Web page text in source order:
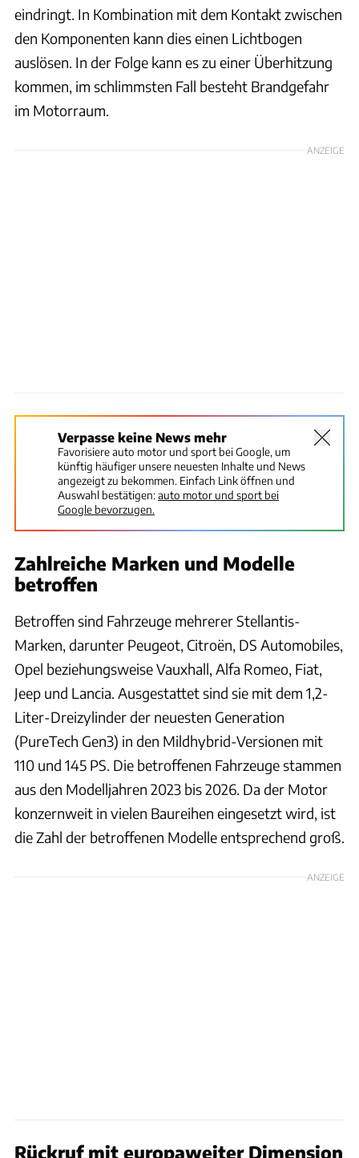
eindringt. In Kombination mit dem Kontakt zwischen
den Komponenten kann dies einen Lichtbogen
auslösen. In der Folge kann es zu einer Überhitzung
kommen, im schlimmsten Fall besteht Brandgefahr
im Motorraum.
ANZEIGE
Verpasse keine News mehr
Favorisiere auto motor und sport bei Google, um
künftig häufiger unsere neuesten Inhalte und News
angezeigt zu bekommen. Einfach Link öffnen und
Auswahl bestätigen:auto motor und sport bei
Google bevorzugen.
Zahlreiche Marken und Modelle
betroffen
Betroffen sind Fahrzeuge mehrerer Stellantis-
Marken, darunter Peugeot, Citroën, DS Automobiles,
Opel beziehungsweise Vauxhall, Alfa Romeo, Fiat,
Jeep und Lancia. Ausgestattet sind sie mit dem 1,2-
Liter-Dreizylinder der neuesten Generation
(PureTech Gen3) in den Mildhybrid-Versionen mit
110 und 145 PS. Die betroffenen Fahrzeuge stammen
aus den Modelljahren 2023 bis 2026. Da der Motor
konzernweit in vielen Baureihen eingesetzt wird, ist
die Zahl der betroffenen Modelle entsprechend groß.
ANZEIGE
Rückruf mit europaweiter Dimension